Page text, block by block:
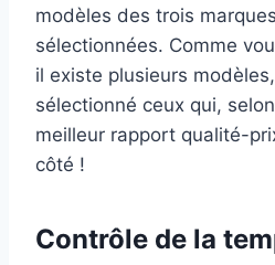
modèles des trois
sélectionnées. Comme
il existe plusieurs
sélectionné ceux qui,
meilleur rapport qualité-
côté !
Contrôle de la